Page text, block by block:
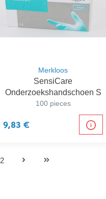
Merkloos
SensiCare
Onderzoekshandschoen S
100 pieces
9,83 €
2